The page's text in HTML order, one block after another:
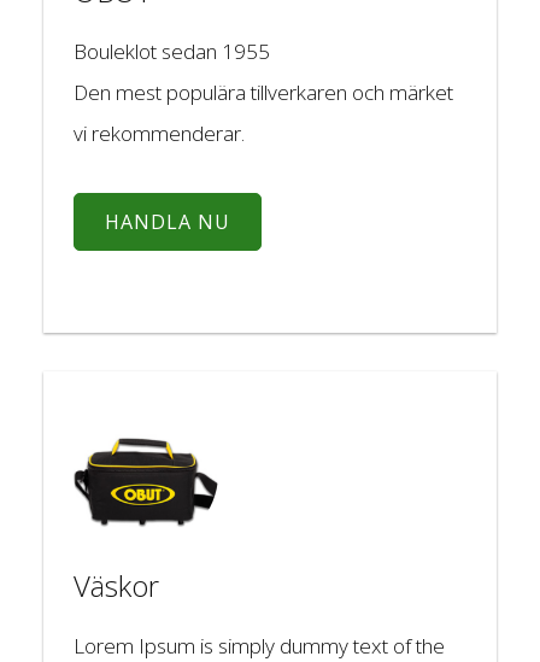
Bouleklot sedan 1955
Den mest populära tillverkaren och märket
vi rekommenderar.
HANDLA NU
Väskor
Lorem Ipsum is simply dummy text of the